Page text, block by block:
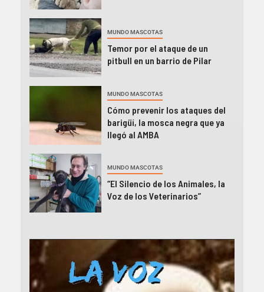
MUNDO MASCOTAS
Temor por el ataque de un
pitbull en un barrio de Pilar
MUNDO MASCOTAS
Cómo prevenir los ataques del
barigüí, la mosca negra que ya
llegó al AMBA
MUNDO MASCOTAS
“El Silencio de los Animales, la
Voz de los Veterinarios”